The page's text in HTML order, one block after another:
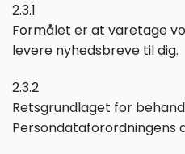
2.3.1
Formålet er at varetage
levere nyhedsbreve til dig.
2.3.2
Retsgrundlaget for
Persondataforordningens